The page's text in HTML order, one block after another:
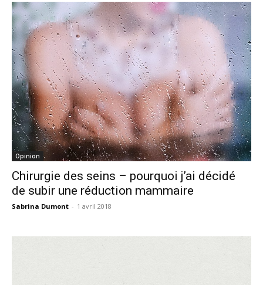
Opinion
Chirurgie des seins – pourquoi j’ai décidé
de subir une réduction mammaire
Sabrina Dumont - 1 avril 2018